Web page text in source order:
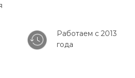
Работаем с 2013
года